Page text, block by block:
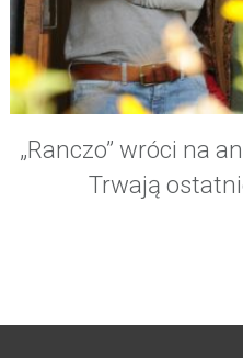
„Ranczo” wróci na
Trwają